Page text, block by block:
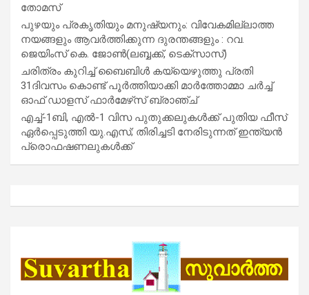
തോമസ്
പുഴയും പ്രകൃതിയും മനുഷ്യനും: വിവേകമില്ലാത്ത
നയങ്ങളും ആവർത്തിക്കുന്ന ദുരന്തങ്ങളും : റവ.
ജെയിംസ് കെ. ജോൺ(ലബ്ബക്ക്, ടെക്സാസ്)
ചരിത്രം കുറിച്ച് ബൈബിൾ കയ്യെഴുത്തു പ്രതി
31ദിവസം കൊണ്ട് പൂർത്തിയാക്കി മാർത്തോമ്മാ ചർച്ച്
ഓഫ് ഡാളസ് ഫാർമേഴ്‌സ് ബ്രാഞ്ച്
എച്ച്-1ബി, എൽ-1 വിസ പുതുക്കലുകൾക്ക് പുതിയ ഫീസ്
ഏർപ്പെടുത്തി യു.എസ്; തിരിച്ചടി നേരിടുന്നത് ഇന്ത്യൻ
പ്രൊഫഷണലുകൾക്ക്